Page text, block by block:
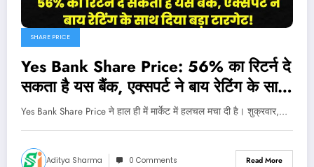
SHARE PRICE
Yes Bank Share Price: 56% का रिटर्न दे
सकता है यस बैंक, एक्सपर्ट ने बाय रेटिंग के साथ
दिया बड़ा टारगेट!
Yes Bank Share Price ने हाल ही में मार्केट में हलचल मचा दी है। शुक्रवार,…
Aditya Sharma 0 Comments Read More